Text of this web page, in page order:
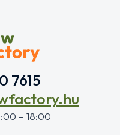
7615
– 18:00